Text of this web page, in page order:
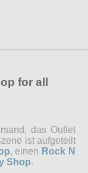
for all
das Outlet
ist aufgeteilt
, einen Rock N
Shop.